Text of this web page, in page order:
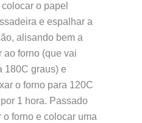
o papel
e espalhar a
alisando bem a
ao forno (que vai
180C graus) e
o forno para 120C
1 hora. Passado
forno e colocar uma